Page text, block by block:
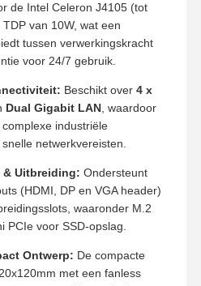
de Intel Celeron J4105 (tot
van 10W, wat een
tussen verwerkingskracht
voor 24/7 gebruik.
Beschikt over 4 x
Dual Gigabit LAN, waardoor
industriële
netwerkvereisten.
& Uitbreiding: Ondersteunt
(HDMI, DP en VGA header)
waaronder M.2
PCIe voor SSD-opslag.
Ontwerp: De compacte
met een fanless